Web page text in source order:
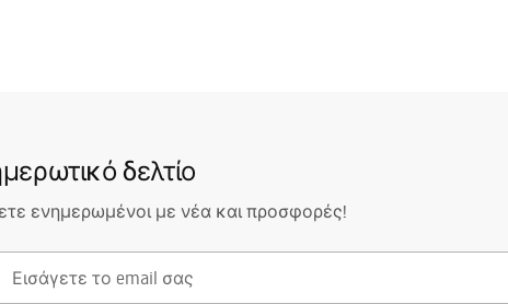
δελτίο
ενημερωμένοι με νέα και προσφορές!